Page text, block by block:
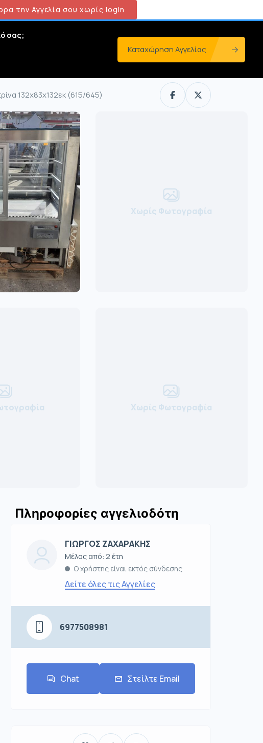
την Αγγελία σου χωρίς login
σας;
Καταχώρηση Αγγελίας
132x83x132εκ (615/645)
Χωρίς Φωτογραφία
Χωρίς Φωτογραφία
Πληροφορίες αγγελιοδότη
ΓΙΩΡΓΟΣ ΖΑΧΑΡΑΚΗΣ
Μέλος από: 2 έτη
Ο χρήστης είναι εκτός σύνδεσης
Δείτε όλες τις Αγγελίες
6977508981
Chat Στείλτε Email